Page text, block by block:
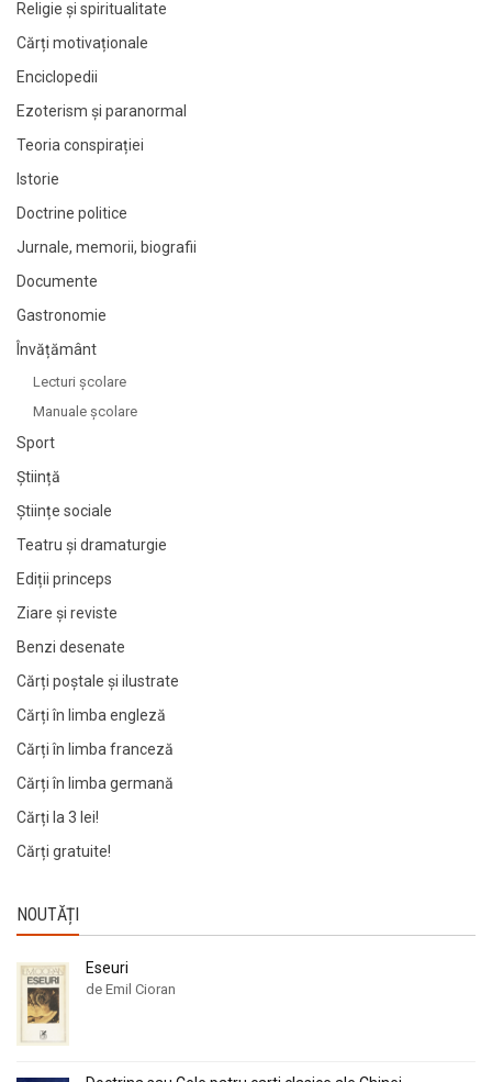
Religie și spiritualitate
Cărți motivaționale
Enciclopedii
Ezoterism și paranormal
Teoria conspirației
Istorie
Doctrine politice
Jurnale, memorii, biografii
Documente
Gastronomie
Învățământ
Lecturi şcolare
Manuale şcolare
Sport
Știință
Științe sociale
Teatru și dramaturgie
Ediții princeps
Ziare şi reviste
Benzi desenate
Cărți poștale și ilustrate
Cărți în limba engleză
Cărți în limba franceză
Cărți în limba germană
Cărți la 3 lei!
Cărți gratuite!
NOUTĂȚI
Eseuri
de Emil Cioran